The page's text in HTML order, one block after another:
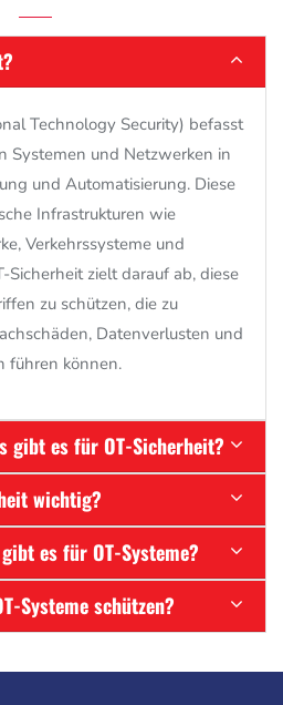
Technology Security) befasst
Systemen und Netzwerken in
und Automatisierung. Diese
Infrastrukturen wie
Verkehrssysteme und
Sicherheit zielt darauf ab, diese
zu schützen, die zu
Datenverlusten und
führen können.
gibt es für OT-Sicherheit?
wichtig?
es für OT-Systeme?
Systeme schützen?